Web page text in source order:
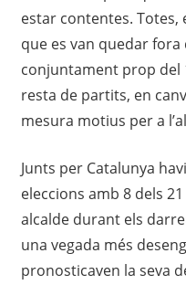
estar contentes. Totes,
que es van quedar
conjuntament prop del
resta de partits, en
mesura motius per a
Junts per Catalunya
eleccions amb 8 dels
alcalde durant els
una vegada més
pronosticaven la seva